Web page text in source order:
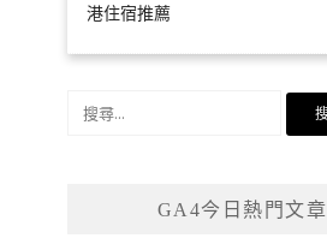
港住宿推薦
GA4今日熱門文章